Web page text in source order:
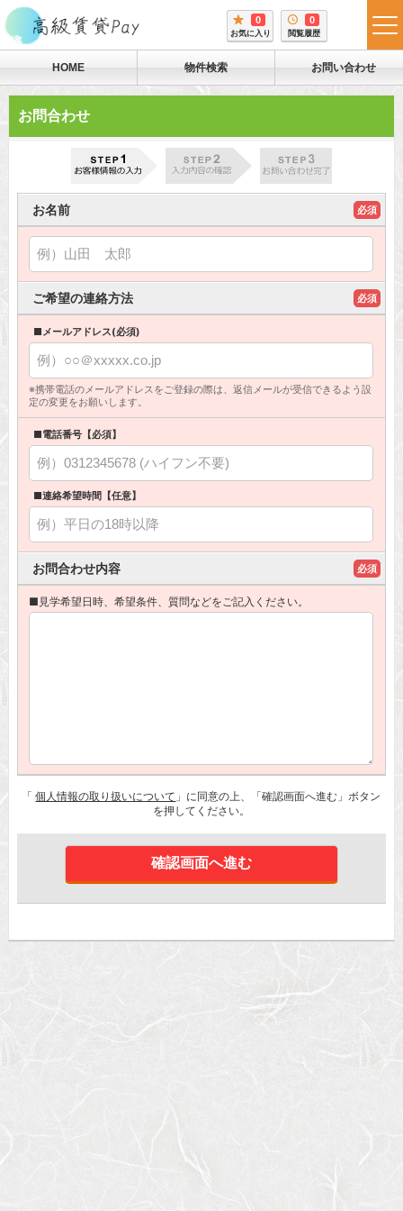
0
お気に入り
0
閲覧履歴
HOME 物件検索 お問い合わせ
お問合わせ
お名前 必須
ご希望の連絡方法 必須
■メールアドレス(必須)
※携帯電話のメールアドレスをご登録の際は、返信メールが受信できるよう設
定の変更をお願いします。
■電話番号【必須】
■連絡希望時間【任意】
お問合わせ内容 必須
■見学希望日時、希望条件、質問などをご記入ください。
「個人情報の取り扱いについて 」に同意の上、「確認画面へ進む」ボタン
を押してください。